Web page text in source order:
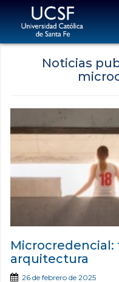
Noticias
arquitectura
26 de febrero de 2025